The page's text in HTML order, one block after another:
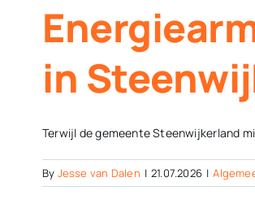
in
Terwijl de gemeente Steenwijkerland
By Jesse van Dalen | 21.07.2026 |